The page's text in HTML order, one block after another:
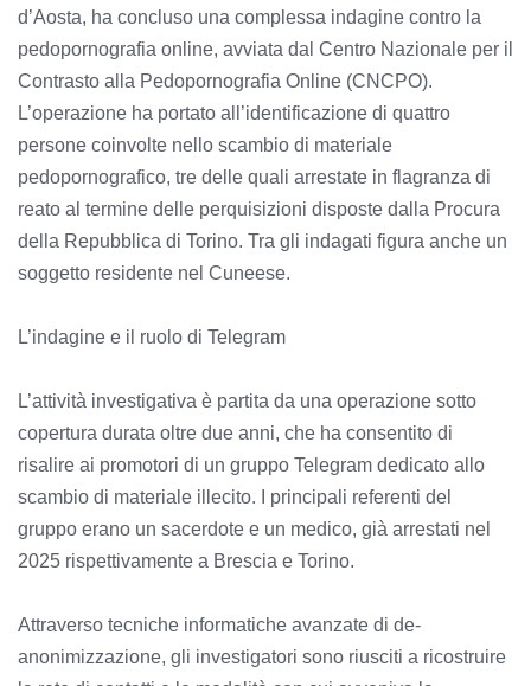
d’Aosta, ha concluso una complessa indagine contro la
pedopornografia online, avviata dal Centro Nazionale per il
Contrasto alla Pedopornografia Online (CNCPO).
L’operazione ha portato all’identificazione di quattro
persone coinvolte nello scambio di materiale
pedopornografico, tre delle quali arrestate in flagranza di
reato al termine delle perquisizioni disposte dalla Procura
della Repubblica di Torino. Tra gli indagati figura anche un
soggetto residente nel Cuneese.
L’indagine e il ruolo di Telegram
L’attività investigativa è partita da una operazione sotto
copertura durata oltre due anni, che ha consentito di
risalire ai promotori di un gruppo Telegram dedicato allo
scambio di materiale illecito. I principali referenti del
gruppo erano un sacerdote e un medico, già arrestati nel
2025 rispettivamente a Brescia e Torino.
Attraverso tecniche informatiche avanzate di de-
anonimizzazione, gli investigatori sono riusciti a ricostruire